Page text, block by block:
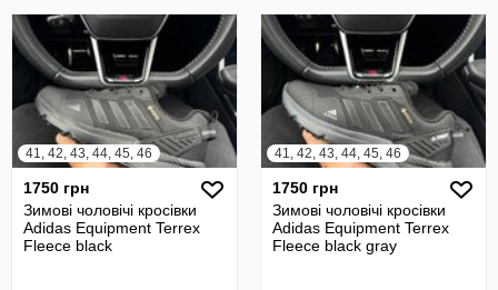
41, 42, 43, 44, 45, 46
1750 грн
Зимові чоловічі кросівки
Adidas Equipment Terrex
Fleece black
41, 42, 43, 44, 45, 46
1750 грн
Зимові чоловічі кросівки
Adidas Equipment Terrex
Fleece black gray